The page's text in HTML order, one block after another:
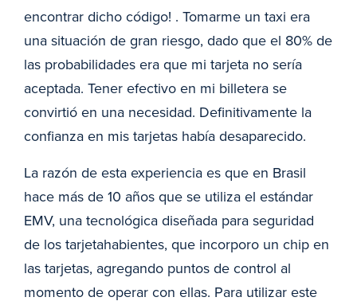
encontrar dicho código! . Tomarme un taxi era
una situación de gran riesgo, dado que el 80% de
las probabilidades era que mi tarjeta no sería
aceptada. Tener efectivo en mi billetera se
convirtió en una necesidad. Definitivamente la
confianza en mis tarjetas había desaparecido.
La razón de esta experiencia es que en Brasil
hace más de 10 años que se utiliza el estándar
EMV, una tecnológica diseñada para seguridad
de los tarjetahabientes, que incorporo un chip en
las tarjetas, agregando puntos de control al
momento de operar con ellas. Para utilizar este